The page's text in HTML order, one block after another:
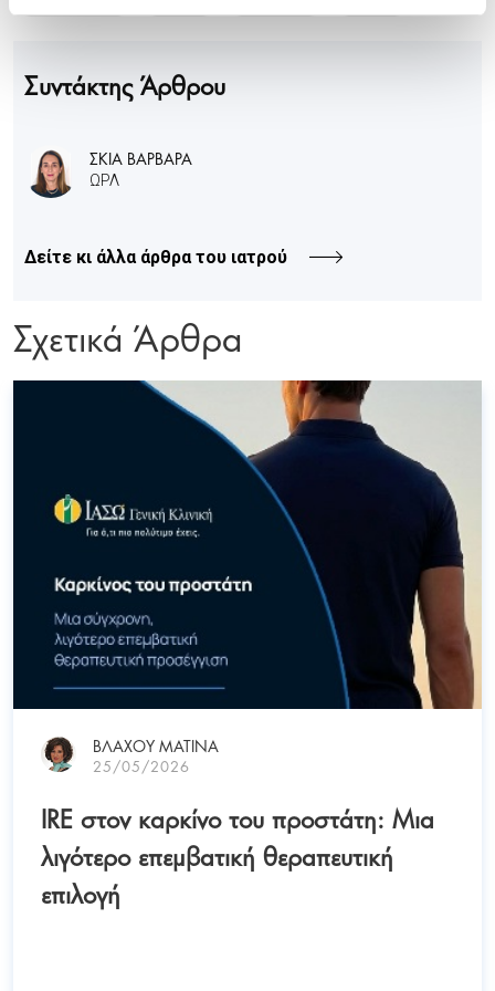
Συντάκτης Άρθρου
ΣΚΙΑ ΒΑΡΒΑΡΑ
ΩΡΛ
Δείτε κι άλλα άρθρα του ιατρού
Σχετικά Άρθρα
ΒΛΑΧΟΥ ΜΑΤΙΝΑ
25/05/2026
IRE στον καρκίνο του προστάτη: Μια
λιγότερο επεμβατική θεραπευτική
επιλογή